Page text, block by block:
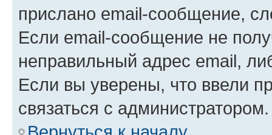
прислано email-сообщение,
Если email-сообщение не
неправильный адрес email,
Если вы уверены, что ввели
связаться с администратором.